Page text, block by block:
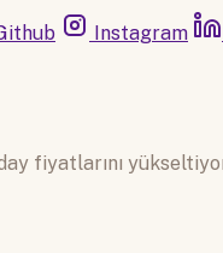
Instagram
fiyatlarını